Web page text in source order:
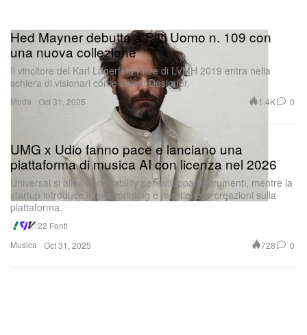
Moda
Hed Mayner debutta a Pitti Uomo n. 109 con
una nuova collezione
Il vincitore del Karl Lagerfeld Prize di LVMH 2019 entra nella
schiera di visionari come Guest Designer.
Oct 31, 2025 1.4K 0
Musica
UMG x Udio fanno pace e lanciano una
piattaforma di musica AI con licenza nel 2026
Universal si allea con Stability per sviluppare strumenti, mentre la
startup introduce il fingerprinting e mantiene le creazioni sulla
piattaforma.
22 Fonti
Oct 31, 2025
728 0